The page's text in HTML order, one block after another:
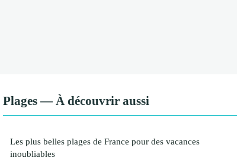
Plages — À découvrir aussi
Les plus belles plages de France pour des vacances
inoubliables